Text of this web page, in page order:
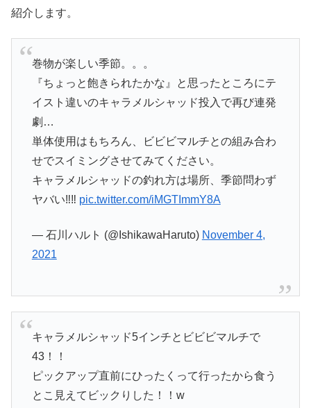
紹介します。
巻物が楽しい季節。。。
『ちょっと飽きられたかな』と思ったところにテ
イスト違いのキャラメルシャッド投入で再び連発
劇…
単体使用はもちろん、ビビビマルチとの組み合わ
せでスイミングさせてみてください。
キャラメルシャッドの釣れ方は場所、季節問わず
ヤバい‼︎‼︎ pic.twitter.com/iMGTImmY8A
— 石川ハルト (@IshikawaHaruto) November 4,
2021
キャラメルシャッド5インチとビビビマルチで
43！！
ピックアップ直前にひったくって行ったから食う
とこ見えてビックりした！！w